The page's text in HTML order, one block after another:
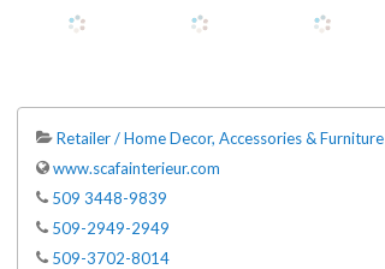
Retailer / Home Decor, Accessories & Furniture
www.scafainterieur.com
509 3448-9839
509-2949-2949
509-3702-8014